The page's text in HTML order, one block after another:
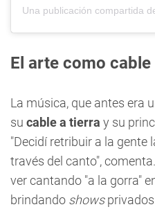
El arte como
La música, que antes era
su cable a tierra y su
"Decidí retribuir a la gente
través del canto",
ver cantando "a la gorra"
brindando showsprivados